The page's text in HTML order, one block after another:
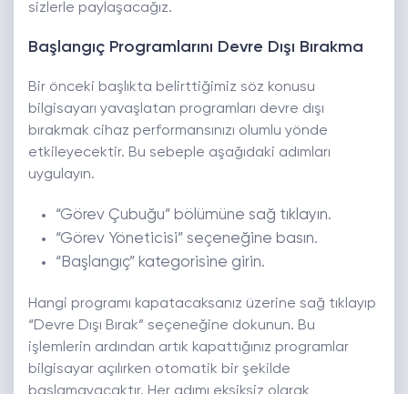
sizlerle paylaşacağız.
Başlangıç Programlarını Devre Dışı Bırakma
Bir önceki başlıkta belirttiğimiz söz konusu
bilgisayarı yavaşlatan programları devre dışı
bırakmak cihaz performansınızı olumlu yönde
etkileyecektir. Bu sebeple aşağıdaki adımları
uygulayın.
“Görev Çubuğu” bölümüne sağ tıklayın.
“Görev Yöneticisi” seçeneğine basın.
“Başlangıç” kategorisine girin.
Hangi programı kapatacaksanız üzerine sağ tıklayıp
“Devre Dışı Bırak” seçeneğine dokunun. Bu
işlemlerin ardından artık kapattığınız programlar
bilgisayar açılırken otomatik bir şekilde